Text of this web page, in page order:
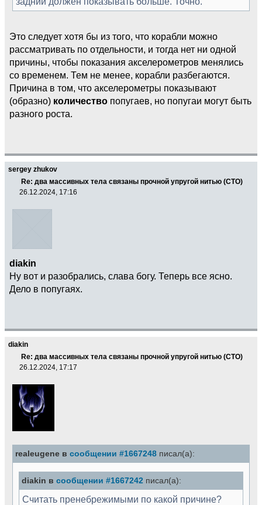
Это следует хотя бы из того, что корабли можно
рассматривать по отдельности, и тогда нет ни одной
причины, чтобы показания акселерометров менялись
со временем. Тем не менее, корабли разбегаются.
Причина в том, что акселерометры показывают
(образно) количество попугаев, но попугаи могут быть
разного роста.
sergey zhukov
Re: два массивных тела связаны прочной упругой нитью (СТО)
26.12.2024, 17:16
diakin
Ну вот и разобрались, слава богу. Теперь все ясно.
Дело в попугаях.
diakin
Re: два массивных тела связаны прочной упругой нитью (СТО)
26.12.2024, 17:17
realeugene в сообщении #1667248 писал(а):
diakin в сообщении #1667242 писал(а):
Считать пренебрежимыми по какой причине?